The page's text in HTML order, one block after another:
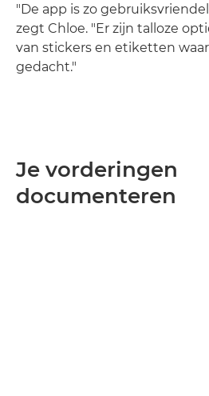
"De app is zo
zegt Chloe. "Er zijn talloze
van stickers en etiketten
gedacht."
Je vorderingen
documenteren